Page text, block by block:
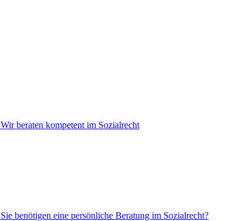
Wir beraten kompetent im Sozialrecht
Sie benötigen eine persönliche Beratung im Sozialrecht?